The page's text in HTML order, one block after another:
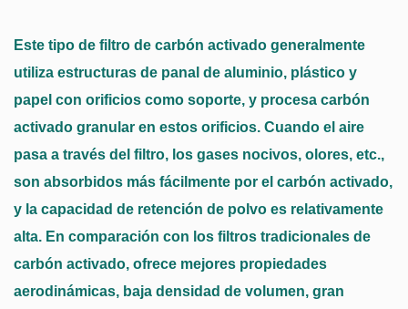
Este tipo de filtro de carbón activado generalmente
utiliza estructuras de panal de aluminio, plástico y
papel con orificios como soporte, y procesa carbón
activado granular en estos orificios. Cuando el aire
pasa a través del filtro, los gases nocivos, olores, etc.,
son absorbidos más fácilmente por el carbón activado,
y la capacidad de retención de polvo es relativamente
alta. En comparación con los filtros tradicionales de
carbón activado, ofrece mejores propiedades
aerodinámicas, baja densidad de volumen, gran